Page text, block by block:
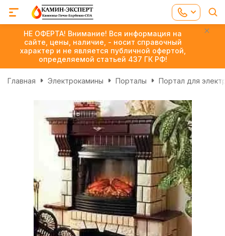
НЕ ОФЕРТА! Внимание! Вся информация на
сайте, цены, наличие, - носит справочный
характер и не является публичной офертой,
определяемой статьей 437 ГК РФ!
Главная Электрокамины Порталы Портал для